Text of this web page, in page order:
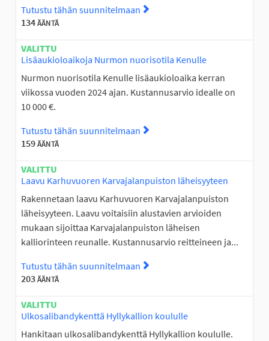
Tutustu tähän suunnitelmaan
134ÄÄNTÄ
VALITTU
Lisäaukioloaikoja Nurmon nuorisotila Kenulle
Nurmon nuorisotila Kenulle lisäaukioloaika kerran
viikossa vuoden 2024 ajan. Kustannusarvio idealle on
10 000 €.
Tutustu tähän suunnitelmaan
159ÄÄNTÄ
VALITTU
Laavu Karhuvuoren Karvajalanpuiston läheisyyteen
Rakennetaan laavu Karhuvuoren Karvajalanpuiston
läheisyyteen. Laavu voitaisiin alustavien arvioiden
mukaan sijoittaa Karvajalanpuiston läheisen
kalliorinteen reunalle. Kustannusarvio reitteineen ja...
Tutustu tähän suunnitelmaan
203ÄÄNTÄ
VALITTU
Ulkosalibandykenttä Hyllykallion koululle
Hankitaan ulkosalibandykenttä Hyllykallion koululle.